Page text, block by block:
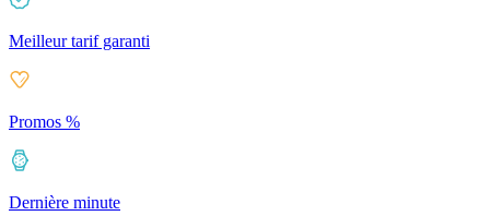
Meilleur tarif garanti
Promos %
Dernière minute